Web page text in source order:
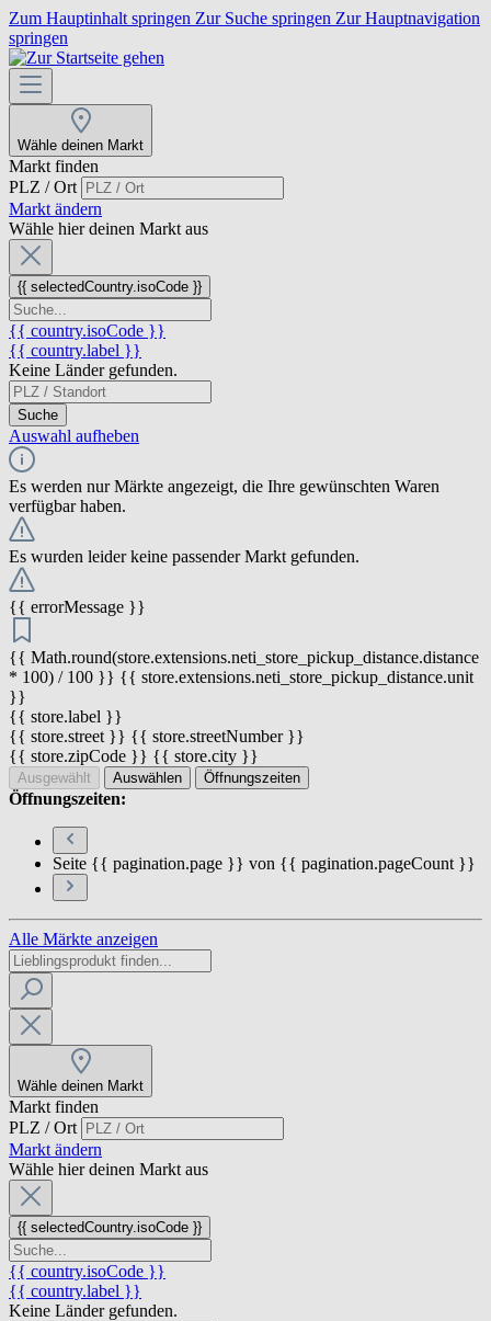
Zum Hauptinhalt springen Zur Suche springen Zur Hauptnavigation
springen
Wähle deinen Markt
Markt finden
PLZ / Ort
Markt ändern
Wähle hier deinen Markt aus
{{ selectedCountry.isoCode }}
{{ country.isoCode }}
{{ country.label }}
Keine Länder gefunden.
Suche
Auswahl aufheben
Es werden nur Märkte angezeigt, die Ihre gewünschten Waren
verfügbar haben.
Es wurden leider keine passender Markt gefunden.
{{ errorMessage }}
{{ Math.round(store.extensions.neti_store_pickup_distance.distance
* 100) / 100 }} {{ store.extensions.neti_store_pickup_distance.unit
}}
{{ store.label }}
{{ store.street }} {{ store.streetNumber }}
{{ store.zipCode }} {{ store.city }}
Ausgewählt Auswählen Öffnungszeiten
Öffnungszeiten:
Seite {{ pagination.page }} von {{ pagination.pageCount }}
Alle Märkte anzeigen
Wähle deinen Markt
Markt finden
PLZ / Ort
Markt ändern
Wähle hier deinen Markt aus
{{ selectedCountry.isoCode }}
{{ country.isoCode }}
{{ country.label }}
Keine Länder gefunden.